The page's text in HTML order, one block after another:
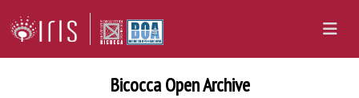
Bicocca Open Archive